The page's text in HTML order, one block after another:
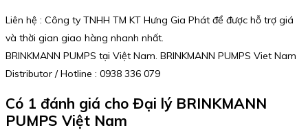
Liên hệ : Công ty TNHH TM KT Hưng Gia Phát để được hỗ trợ giá
và thời gian giao hàng nhanh nhất.
BRINKMANN PUMPS tại Việt Nam. BRINKMANN PUMPS Viet Nam
Distributor / Hotline : 0938 336 079
Có 1 đánh giá cho Đại lý BRINKMANN
PUMPS Việt Nam